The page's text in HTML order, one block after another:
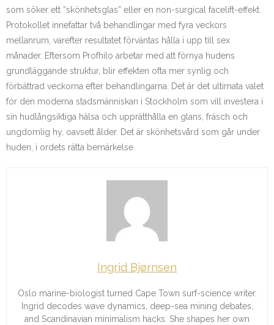
som söker ett ”skönhetsglas” eller en non-surgical facelift-effekt.
Protokollet innefattar två behandlingar med fyra veckors
mellanrum, varefter resultatet förväntas hålla i upp till sex
månader. Eftersom Profhilo arbetar med att förnya hudens
grundläggande struktur, blir effekten ofta mer synlig och
förbättrad veckorna efter behandlingarna. Det är det ultimata valet
för den moderna stadsmänniskan i Stockholm som vill investera i
sin hudlångsiktiga hälsa och upprätthålla en glans, fräsch och
ungdomlig hy, oavsett ålder. Det är skönhetsvård som går under
huden, i ordets rätta bemärkelse.
Ingrid Bjørnsen
Oslo marine-biologist turned Cape Town surf-science writer.
Ingrid decodes wave dynamics, deep-sea mining debates,
and Scandinavian minimalism hacks. She shapes her own